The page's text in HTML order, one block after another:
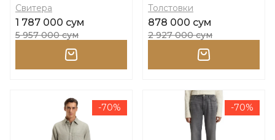
Свитера
1 787 000 сум
5 957 000 сум
Толстовки
878 000 сум
2 927 000 сум
-70% -70%